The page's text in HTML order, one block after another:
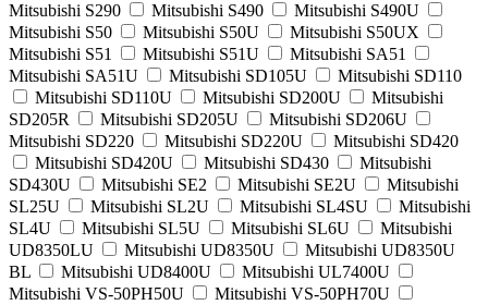
Mitsubishi S290
Mitsubishi S490
Mitsubishi S490U
Mitsubishi S50
Mitsubishi S50U
Mitsubishi S50UX
Mitsubishi S51
Mitsubishi S51U
Mitsubishi SA51
Mitsubishi SA51U
Mitsubishi SD105U
Mitsubishi SD110
Mitsubishi SD110U
Mitsubishi SD200U
Mitsubishi
SD205R
Mitsubishi SD205U
Mitsubishi SD206U
Mitsubishi SD220
Mitsubishi SD220U
Mitsubishi SD420
Mitsubishi SD420U
Mitsubishi SD430
Mitsubishi
SD430U
Mitsubishi SE2 Mitsubishi SE2U
Mitsubishi
SL25U
Mitsubishi SL2U Mitsubishi SL4SU
Mitsubishi
SL4U
Mitsubishi SL5U Mitsubishi SL6U
Mitsubishi
UD8350LU
Mitsubishi UD8350U
Mitsubishi UD8350U
BL
Mitsubishi UD8400U
Mitsubishi UL7400U
Mitsubishi VS-50PH50U
Mitsubishi VS-50PH70U